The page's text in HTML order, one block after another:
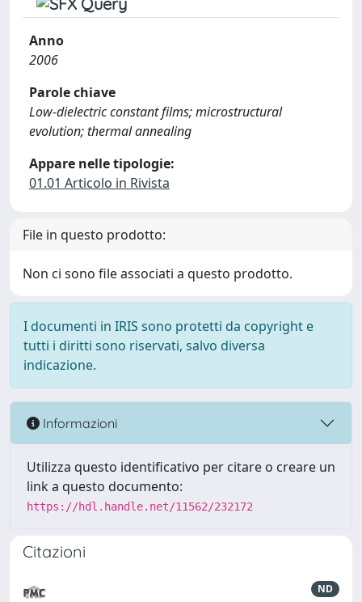
Anno
2006
Parole chiave
Low-dielectric constant films; microstructural
evolution; thermal annealing
Appare nelle tipologie:
01.01 Articolo in Rivista
File in questo prodotto:
Non ci sono file associati a questo prodotto.
I documenti in IRIS sono protetti da copyright e
tutti i diritti sono riservati, salvo diversa
indicazione.
Informazioni
Utilizza questo identificativo per citare o creare un
link a questo documento:
https://hdl.handle.net/11562/232172
Citazioni
ND